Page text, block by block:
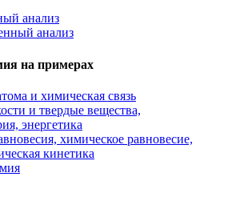
анализ
анализ
на примерах
и химическая связь
и твердые вещества,
энергетика
химическое равновесие,
кинетика